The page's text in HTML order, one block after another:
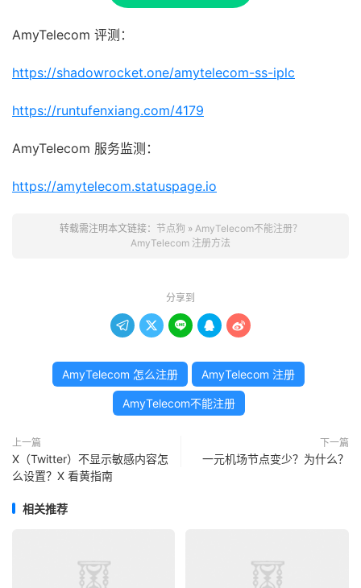
AmyTelecom 评测：
https://shadowrocket.one/amytelecom-ss-iplc
https://runtufenxiang.com/4179
AmyTelecom 服务监测：
https://amytelecom.statuspage.io
转载需注明本文链接： 节点狗 » AmyTelecom不能注册？
AmyTelecom 注册方法
分享到
    
AmyTelecom 怎么注册 AmyTelecom 注册
AmyTelecom不能注册
上一篇
X（Twitter）不显示敏感内容怎
么设置？X 看黄指南
下一篇
一元机场节点变少？为什么？
相关推荐